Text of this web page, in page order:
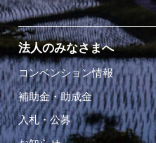
法人のみなさまへ
コンベンション情報
補助金・助成金
入札・公募